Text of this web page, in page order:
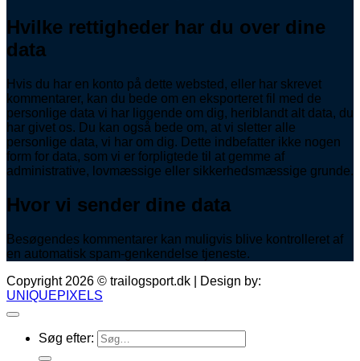
Hvilke rettigheder har du over dine
data
Hvis du har en konto på dette websted, eller har skrevet
kommentarer, kan du bede om en eksporteret fil med de
personlige data vi har liggende om dig, heriblandt alt data, du
har givet os. Du kan også bede om, at vi sletter alle
personlige data, vi har om dig. Dette indbefatter ikke nogen
form for data, som vi er forpligtede til at gemme af
administrative, lovmæssige eller sikkerhedsmæssige grunde.
Hvor vi sender dine data
Besøgendes kommentarer kan muligvis blive kontrolleret af
en automatisk spam-genkendelse tjeneste.
Copyright 2026 © trailogsport.dk | Design by:
UNIQUEPIXELS
Søg efter: